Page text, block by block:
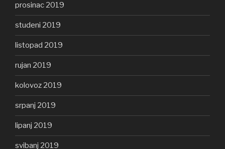
prosinac 2019
studeni 2019
listopad 2019
rujan 2019
kolovoz 2019
srpanj 2019
lipanj 2019
svibanj 2019